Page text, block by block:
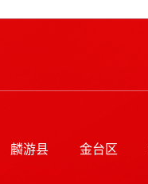
麟游县 金台区